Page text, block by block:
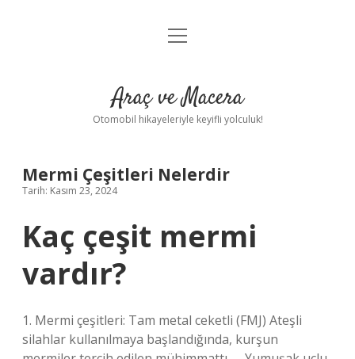
Anasayfa
Yasal Uyarı
menüyü
Araç ve Macera
Otomobil hikayeleriyle keyifli yolculuk!
Mermi Çeşitleri Nelerdir
Tarih: Kasım 23, 2024
Kaç çeşit mermi
vardır?
1. Mermi çeşitleri: Tam metal ceketli (FMJ) Ateşli
silahlar kullanılmaya başlandığında, kurşun